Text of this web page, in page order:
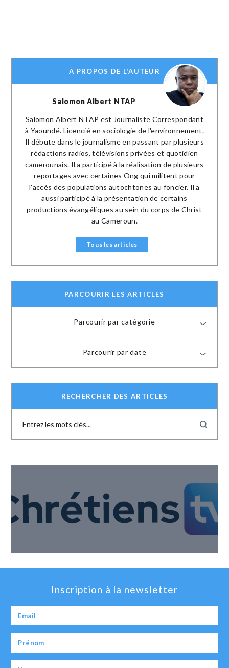
A PROPOS DE L'AUTEUR
Salomon Albert NTAP
Salomon Albert NTAP est Journaliste Correspondant
à Yaoundé. Licencié en sociologie de l'environnement.
Il débute dans le journalisme en passant par plusieurs
rédactions radios, télévisions privées et quotidien
camerounais. Il a participé à la réalisation de plusieurs
reportages avec certaines Ong qui militent pour
l'accès des populations autochtones au foncier. Il a
aussi participé à la présentation de certains
productions évangéliques au sein du corps de Christ
au Cameroun.
Tous les articles
PARCOURIR LES ARTICLES
Parcourir par catégorie
Parcourir par date
RECHERCHER DES ARTICLES
Inscription à la newsletter